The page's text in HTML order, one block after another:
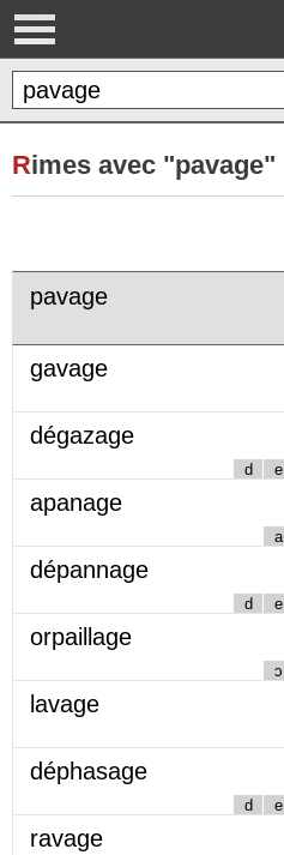
Rimes avec "pavage"
pavage
gavage
dégazage
d e
apanage
a
dépannage
d e
orpaillage
ɔ
lavage
déphasage
d e
ravage